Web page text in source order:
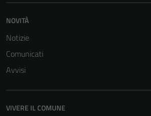
NOVITÀ
Notizie
Comunicati
Avvisi
VIVERE IL COMUNE